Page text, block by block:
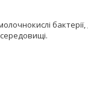
бактерії,